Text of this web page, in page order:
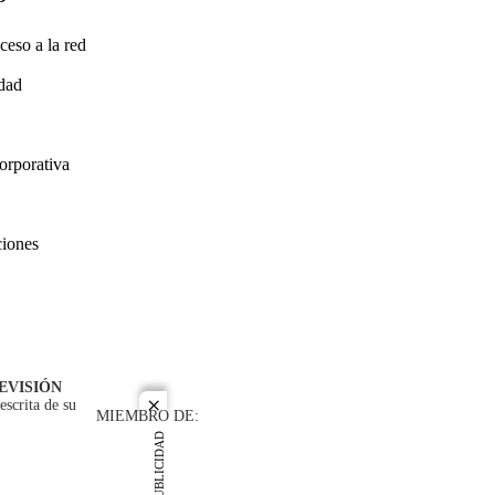
close
PUBLICIDAD
a la red
de su
MIEMBRO DE: